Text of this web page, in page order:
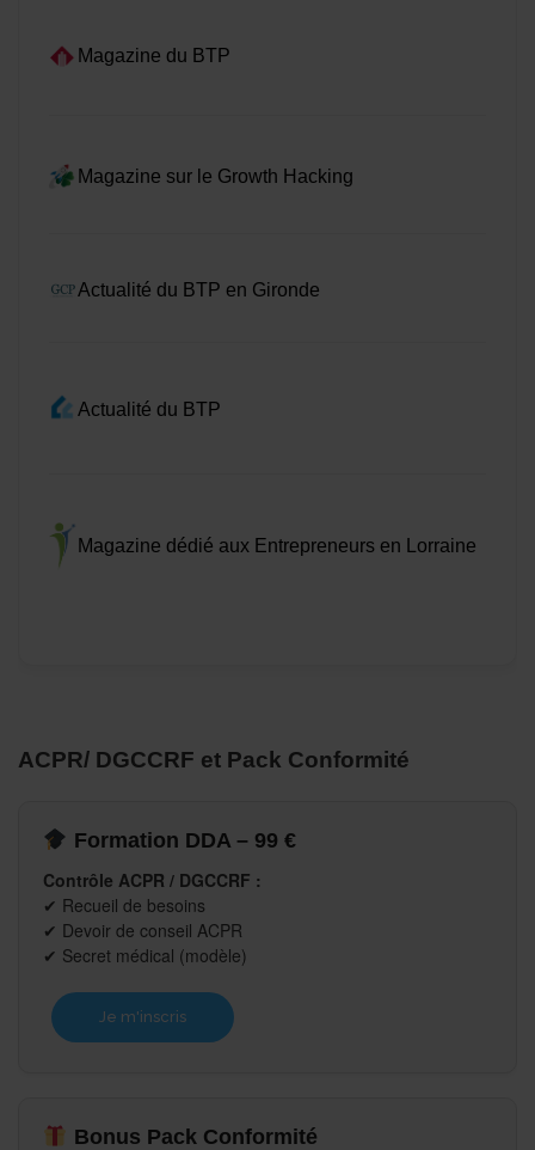
Magazine du BTP
Magazine sur le Growth Hacking
Actualité du BTP en Gironde
Actualité du BTP
Magazine dédié aux Entrepreneurs en Lorraine
ACPR/ DGCCRF et Pack Conformité
Formation DDA – 99 €
Contrôle ACPR / DGCCRF :
✔ Recueil de besoins
✔ Devoir de conseil ACPR
✔ Secret médical (modèle)
Je m'inscris
Bonus Pack Conformité